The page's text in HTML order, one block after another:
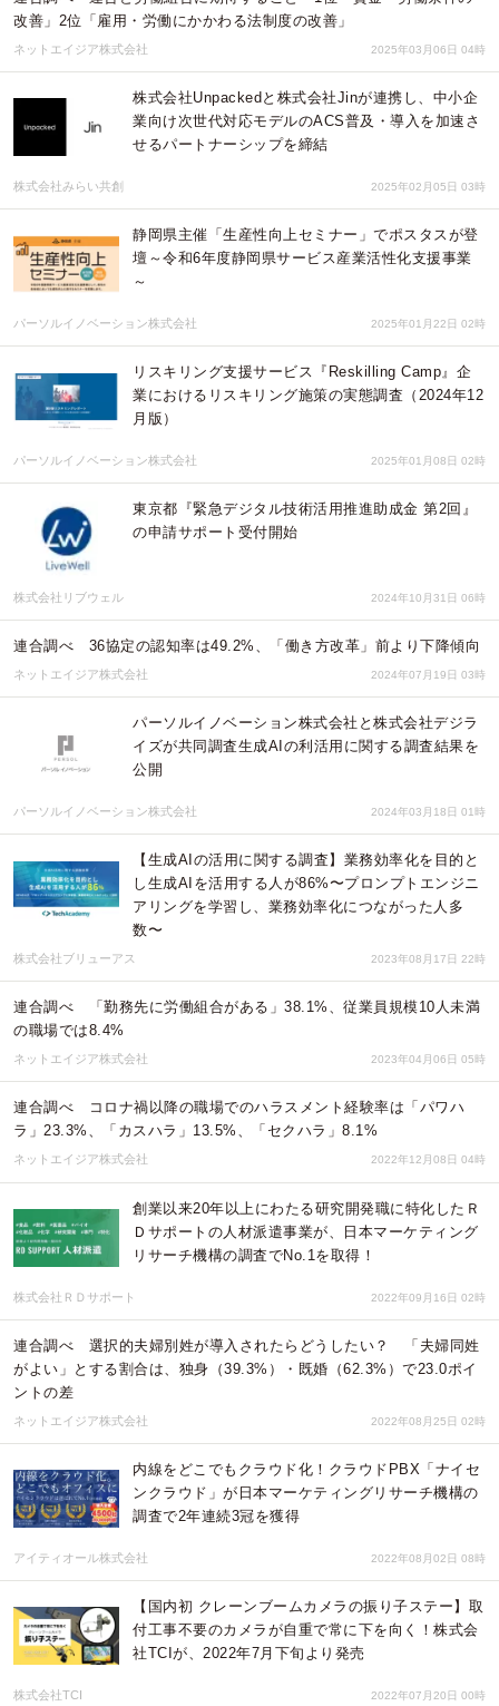
改善」2位「雇用・労働にかかわる法制度の改善」
ネットエイジア株式会社 2025年03月06日 04時
株式会社Unpackedと株式会社Jinが連携し、中小企
業向け次世代対応モデルのACS普及・導入を加速さ
せるパートナーシップを締結
株式会社みらい共創 2025年02月05日 03時
静岡県主催「生産性向上セミナー」でポスタスが登
壇～令和6年度静岡県サービス産業活性化支援事業
～
パーソルイノベーション株式会社 2025年01月22日 02時
リスキリング支援サービス『Reskilling Camp』企
業におけるリスキリング施策の実態調査（2024年12
月版）
パーソルイノベーション株式会社 2025年01月08日 02時
東京都『緊急デジタル技術活用推進助成金 第2回』
の申請サポート受付開始
株式会社リブウェル 2024年10月31日 06時
連合調べ 36協定の認知率は49.2%、「働き方改革」前より下降傾向
ネットエイジア株式会社 2024年07月19日 03時
パーソルイノベーション株式会社と株式会社デジラ
イズが共同調査生成AIの利活用に関する調査結果を
公開
パーソルイノベーション株式会社 2024年03月18日 01時
【生成AIの活用に関する調査】業務効率化を目的と
し生成AIを活用する人が86%〜プロンプトエンジニ
アリングを学習し、業務効率化につながった人多
数〜
株式会社ブリューアス 2023年08月17日 22時
連合調べ 「勤務先に労働組合がある」38.1%、従業員規模10人未満
の職場では8.4%
ネットエイジア株式会社 2023年04月06日 05時
連合調べ コロナ禍以降の職場でのハラスメント経験率は「パワハ
ラ」23.3%、「カスハラ」13.5%、「セクハラ」8.1%
ネットエイジア株式会社 2022年12月08日 04時
創業以来20年以上にわたる研究開発職に特化したＲ
Ｄサポートの人材派遣事業が、日本マーケティング
リサーチ機構の調査でNo.1を取得！
株式会社ＲＤサポート 2022年09月16日 02時
連合調べ 選択的夫婦別姓が導入されたらどうしたい？ 「夫婦同姓
がよい」とする割合は、独身（39.3%）・既婚（62.3%）で23.0ポイ
ントの差
ネットエイジア株式会社 2022年08月25日 02時
内線をどこでもクラウド化！クラウドPBX「ナイセ
ンクラウド」が日本マーケティングリサーチ機構の
調査で2年連続3冠を獲得
アイティオール株式会社 2022年08月02日 08時
【国内初 クレーンブームカメラの振り子ステー】取
付工事不要のカメラが自重で常に下を向く！株式会
社TCIが、2022年7月下旬より発売
株式会社TCI 2022年07月20日 00時